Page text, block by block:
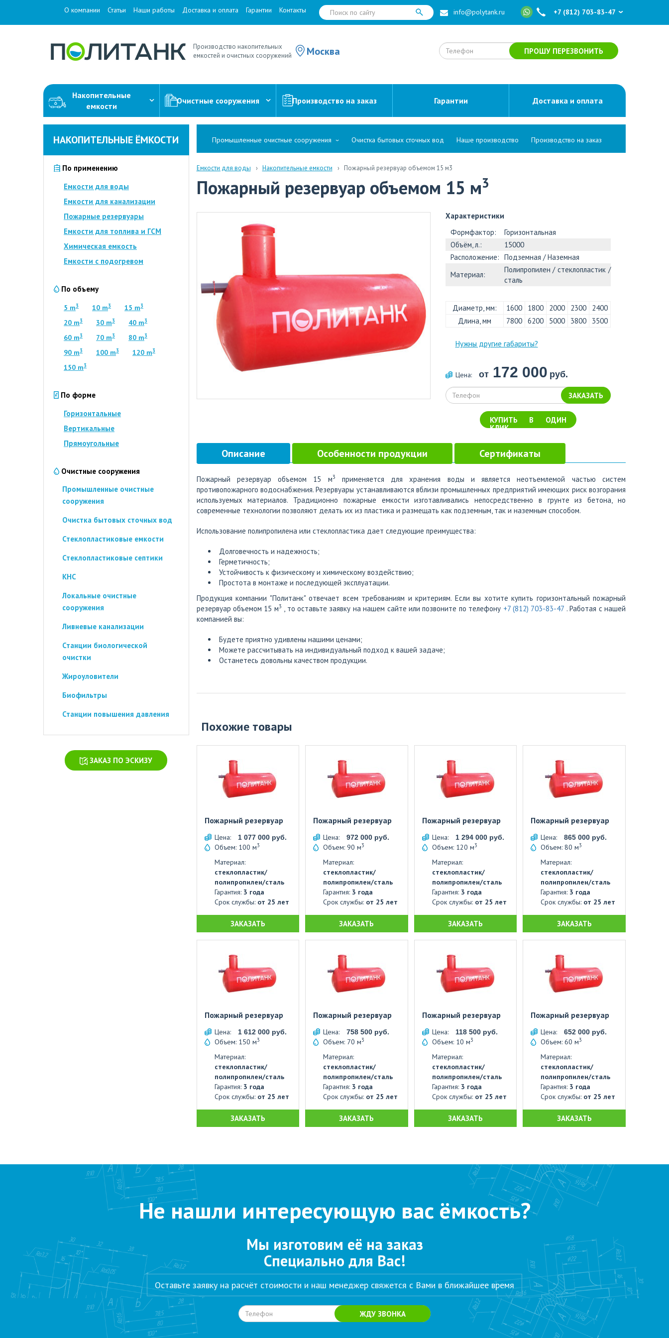
О компании Статьи Наши работы Доставка и оплата Гарантии Контакты info@polytank.ru +7 (812) 703-83-47
Москва
Производство накопительных
емкостей и очистных сооружений
ПРОШУ ПЕРЕЗВОНИТЬ
Накопительные
емкости
Очистные сооружения Производство на заказ Гарантии Доставка и оплата
НАКОПИТЕЛЬНЫЕ ЁМКОСТИ
По применению
Емкости для воды
Емкости для канализации
Пожарные резервуары
Емкости для топлива и ГСМ
Химическая емкость
Емкости с подогревом
По объему
5 m3 10 m3 15 m3
20 m3 30 m3 40 m3
60 m3 70 m3 80 m3
90 m3 100 m3 120 m3
150 m3
По форме
Горизонтальные
Вертикальные
Прямоугольные
Очистные сооружения
Промышленные очистные
сооружения
Очистка бытовых сточных вод
Стеклопластиковые емкости
Стеклопластиковые септики
КНС
Локальные очистные
сооружения
Ливневые канализации
Станции биологической
очистки
Жироуловители
Биофильтры
Станции повышения давления
ЗАКАЗ ПО ЭСКИЗУ
Промышленные очистные сооружения Очистка бытовых сточных вод Наше производство Производство на заказ
Емкости для воды Накопительные емкости Пожарный резервуар объемом 15 м3
Пожарный резервуар объемом 15 м3
Характеристики
Формфактор:
Горизонтальная
Объём, л.:
15000
Расположение: Подземная / Наземная
Материал:
Полипропилен / стеклопластик /
сталь
Диаметр, мм: 1600 1800 2000 2300
2400
Длина, мм
7800 6200 5000 3800 3500
Нужны другие габариты?
Цена: от 172 000 руб.
ЗАКАЗАТЬ
КУПИТЬ В ОДИН
КЛИК
Описание Особенности продукции Сертификаты
Пожарный резервуар объемом 15 м3
применяется для хранения воды и является неотъемлемой частью систем
противопожарного водоснабжения. Резервуары устанавливаются вблизи промышленных предприятий имеющих риск возгорания
используемых материалов. Традиционно пожарные емкости изготавливались непосредственно в грунте из бетона, но
современные технологии позволяют делать их из пластика и размещать как подземным, так и наземным способом.
Использование полипропилена или стеклопластика дает следующие преимущества:
Долговечность и надежность;
Герметичность;
Устойчивость к физическому и химическому воздействию;
Простота в монтаже и последующей эксплуатации.
Продукция компании "Политанк" отвечает всем требованиям и критериям. Если вы хотите купить горизонтальный пожарный
резервуар объемом 15 м3 , то оставьте заявку на нашем сайте или позвоните по телефону +7 (812) 703-83-47 . Работая с нашей
компанией вы:
Будете приятно удивлены нашими ценами;
Можете рассчитывать на индивидуальный подход к вашей задаче;
Останетесь довольны качеством продукции.
Похожие товары
Пожарный резервуар
Цена: 1 077 000 руб.
Объем: 100 м3
Материал:
стеклопластик/
полипропилен/сталь
Гарантия: 3 года
Срок службы: от 25 лет
ЗАКАЗАТЬ
Пожарный резервуар
Цена: 972 000 руб.
Объем: 90 м3
Материал:
стеклопластик/
полипропилен/сталь
Гарантия: 3 года
Срок службы: от 25 лет
ЗАКАЗАТЬ
Пожарный резервуар
Цена: 1 294 000 руб.
Объем: 120 м3
Материал:
стеклопластик/
полипропилен/сталь
Гарантия: 3 года
Срок службы: от 25 лет
ЗАКАЗАТЬ
Пожарный резервуар
Цена: 865 000 руб.
Объем: 80 м3
Материал:
стеклопластик/
полипропилен/сталь
Гарантия: 3 года
Срок службы: от 25 лет
ЗАКАЗАТЬ
Пожарный резервуар
Цена: 1 612 000 руб.
Объем: 150 м3
Материал:
стеклопластик/
полипропилен/сталь
Гарантия: 3 года
Срок службы: от 25 лет
ЗАКАЗАТЬ
Пожарный резервуар
Цена: 758 500 руб.
Объем: 70 м3
Материал:
стеклопластик/
полипропилен/сталь
Гарантия: 3 года
Срок службы: от 25 лет
ЗАКАЗАТЬ
Пожарный резервуар
Цена: 118 500 руб.
Объем: 10 м3
Материал:
стеклопластик/
полипропилен/сталь
Гарантия: 3 года
Срок службы: от 25 лет
ЗАКАЗАТЬ
Пожарный резервуар
Цена: 652 000 руб.
Объем: 60 м3
Материал:
стеклопластик/
полипропилен/сталь
Гарантия: 3 года
Срок службы: от 25 лет
ЗАКАЗАТЬ
Не нашли интересующую вас ёмкость?
Мы изготовим её на заказ
Специально для Вас!
Оставьте заявку на расчёт стоимости и наш менеджер свяжется с Вами в ближайшее время
ЖДУ ЗВОНКА